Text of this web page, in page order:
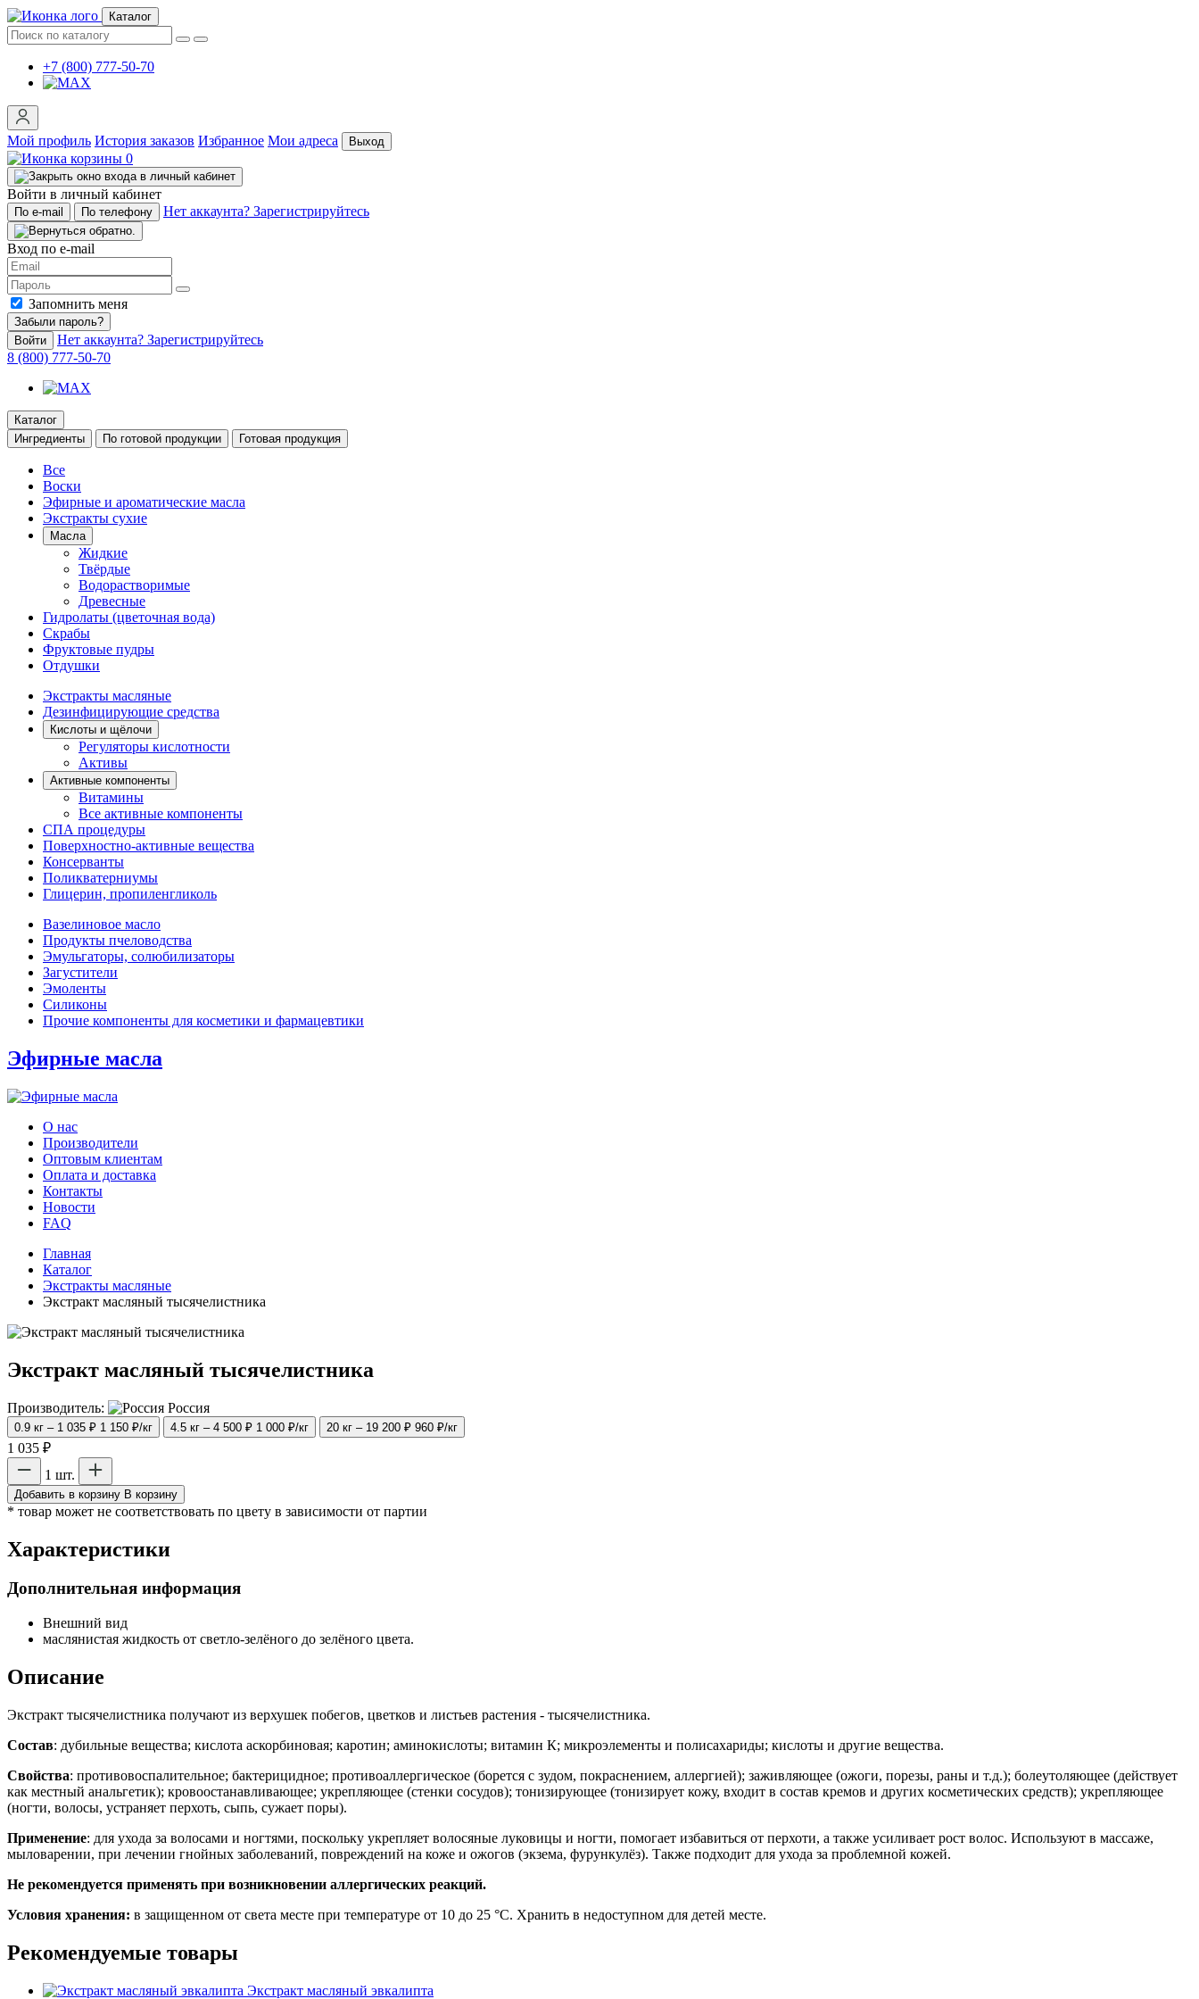
Каталог
+7 (800) 777-50-70
Мой профиль История заказов Избранное Мои адреса Выход
0
Войти в личный кабинет
По e-mail По телефону Нет аккаунта? Зарегистрируйтесь
Вход по e-mail
Запомнить меня
Забыли пароль?
Войти
Нет аккаунта? Зарегистрируйтесь
8 (800) 777-50-70
Каталог
Ингредиенты
По готовой продукции Готовая продукция
Все
Воски
Эфирные и ароматические масла
Экстракты сухие
Масла
Жидкие
Твёрдые
Водорастворимые
Древесные
Гидролаты (цветочная вода)
Скрабы
Фруктовые пудры
Отдушки
Экстракты масляные
Дезинфицирующие средства
Кислоты и щёлочи
Регуляторы кислотности
Активы
Активные компоненты
Витамины
Все активные компоненты
СПА процедуры
Поверхностно-активные вещества
Консерванты
Поликватерниумы
Глицерин, пропиленгликоль
Вазелиновое масло
Продукты пчеловодства
Эмульгаторы, солюбилизаторы
Загустители
Эмоленты
Силиконы
Прочие компоненты для косметики и фармацевтики
Эфирные масла
О нас
Производители
Оптовым клиентам
Оплата и доставка
Контакты
Новости
FAQ
Главная
Каталог
Экстракты масляные
Экстракт масляный тысячелистника
Экстракт масляный тысячелистника
Производитель: Россия
0.9 кг – 1 035 ₽ 1 150 ₽/кг 4.5 кг – 4 500 ₽ 1 000 ₽/кг 20 кг – 19 200 ₽ 960 ₽/кг
1 035 ₽
1 шт.
Добавить в корзину В корзину
* товар может не соответствовать по цвету в зависимости от партии
Характеристики
Дополнительная информация
Внешний вид
маслянистая жидкость от светло-зелёного до зелёного цвета.
Описание
Экстракт тысячелистника получают из верхушек побегов, цветков и листьев растения - тысячелистника.
Состав: дубильные вещества; кислота аскорбиновая; каротин; аминокислоты; витамин К; микроэлементы и полисахариды; кислоты и другие вещества.
Свойства: противовоспалительное; бактерицидное; противоаллергическое (борется с зудом, покраснением, аллергией); заживляющее (ожоги, порезы, раны и т.д.); болеутоляющее (действует
как местный анальгетик); кровоостанавливающее; укрепляющее (стенки сосудов); тонизирующее (тонизирует кожу, входит в состав кремов и других косметических средств); укрепляющее
(ногти, волосы, устраняет перхоть, сыпь, сужает поры).
Применение: для ухода за волосами и ногтями, поскольку укрепляет волосяные луковицы и ногти, помогает избавиться от перхоти, а также усиливает рост волос. Используют в массаже,
мыловарении, при лечении гнойных заболеваний, повреждений на коже и ожогов (экзема, фурункулёз). Также подходит для ухода за проблемной кожей.
Не рекомендуется применять при возникновении аллергических реакций.
Условия хранения: в защищенном от света месте при температуре от 10 до 25 °С. Хранить в недоступном для детей месте.
Рекомендуемые товары
Экстракт масляный эвкалипта